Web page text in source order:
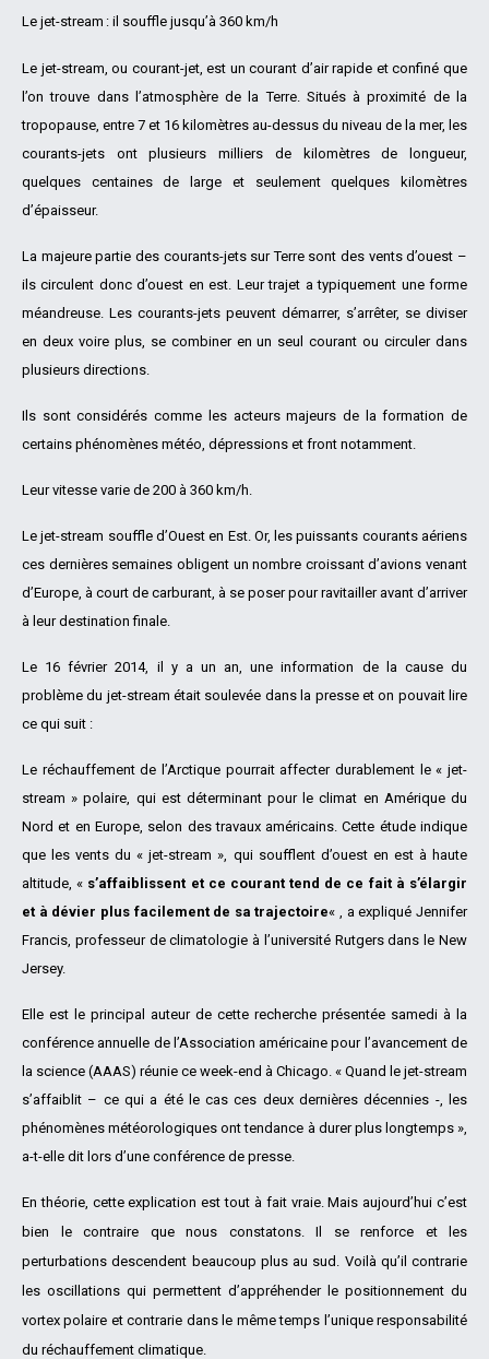
Le jet-stream : il souffle jusqu’à 360 km/h
Le jet-stream, ou courant-jet, est un courant d’air rapide et confiné que
l’on trouve dans l’atmosphère de la Terre. Situés à proximité de la
tropopause, entre 7 et 16 kilomètres au-dessus du niveau de la mer, les
courants-jets ont plusieurs milliers de kilomètres de longueur,
quelques centaines de large et seulement quelques kilomètres
d’épaisseur.
La majeure partie des courants-jets sur Terre sont des vents d’ouest –
ils circulent donc d’ouest en est. Leur trajet a typiquement une forme
méandreuse. Les courants-jets peuvent démarrer, s’arrêter, se diviser
en deux voire plus, se combiner en un seul courant ou circuler dans
plusieurs directions.
Ils sont considérés comme les acteurs majeurs de la formation de
certains phénomènes météo, dépressions et front notamment.
Leur vitesse varie de 200 à 360 km/h.
Le jet-stream souffle d’Ouest en Est. Or, les puissants courants aériens
ces dernières semaines obligent un nombre croissant d’avions venant
d’Europe, à court de carburant, à se poser pour ravitailler avant d’arriver
à leur destination finale.
Le 16 février 2014, il y a un an, une information de la cause du
problème du jet-stream était soulevée dans la presse et on pouvait lire
ce qui suit :
Le réchauffement de l’Arctique pourrait affecter durablement le « jet-
stream » polaire, qui est déterminant pour le climat en Amérique du
Nord et en Europe, selon des travaux américains. Cette étude indique
que les vents du « jet-stream », qui soufflent d’ouest en est à haute
altitude, « s’affaiblissent et ce courant tend de ce fait à s’élargir
et à dévier plus facilement de sa trajectoire« , a expliqué Jennifer
Francis, professeur de climatologie à l’université Rutgers dans le New
Jersey.
Elle est le principal auteur de cette recherche présentée samedi à la
conférence annuelle de l’Association américaine pour l’avancement de
la science (AAAS) réunie ce week-end à Chicago. « Quand le jet-stream
s’affaiblit – ce qui a été le cas ces deux dernières décennies -, les
phénomènes météorologiques ont tendance à durer plus longtemps »,
a-t-elle dit lors d’une conférence de presse.
En théorie, cette explication est tout à fait vraie. Mais aujourd’hui c’est
bien le contraire que nous constatons. Il se renforce et les
perturbations descendent beaucoup plus au sud. Voilà qu’il contrarie
les oscillations qui permettent d’appréhender le positionnement du
vortex polaire et contrarie dans le même temps l’unique responsabilité
du réchauffement climatique.